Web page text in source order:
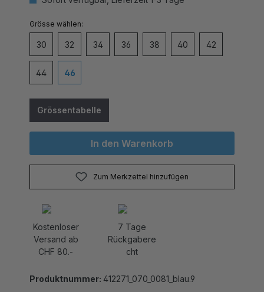
30 32 34 36 38 40 42
44 46
Grössentabelle
In den Warenkorb
Zum Merkzettel hinzufügen
Kostenloser
Versand ab
CHF 80.-
7 Tage
Rückgabere
cht